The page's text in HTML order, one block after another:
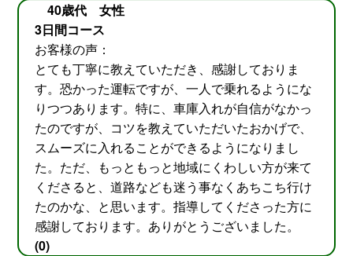
40歳代 女性
3日間コース
お客様の声：
とても丁寧に教えていただき、感謝しておりま
す。恐かった運転ですが、一人で乗れるようにな
りつつあります。特に、車庫入れが自信がなかっ
たのですが、コツを教えていただいたおかげで、
スムーズに入れることができるようになりまし
た。ただ、もっともっと地域にくわしい方が来て
くださると、道路なども迷う事なくあちこち行け
たのかな、と思います。指導してくださった方に
感謝しております。ありがとうございました。
(0)